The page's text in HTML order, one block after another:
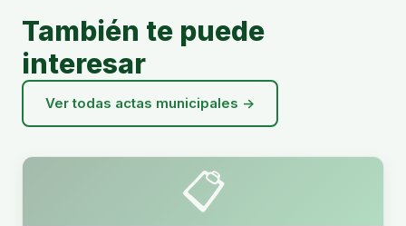
También te puede
interesar
Ver todas actas municipales →
📋